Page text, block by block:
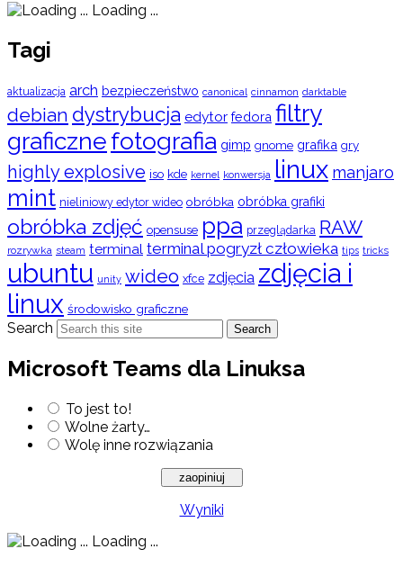
Loading ...
Tagi
aktualizacja arch bezpieczeństwo canonical cinnamon darktable
debian dystrybucja edytor fedora filtry
graficznefotografia gimp gnome grafika gry
highly explosive iso kde kernel konwersja linux manjaro
mint nieliniowy edytor wideo obróbka obróbka grafiki
obróbka zdjęć opensuse ppa przeglądarka RAW
rozrywka steam terminal terminal pogryzł człowieka tips tricks
ubuntu unity wideo xfce zdjęcia zdjęcia i
linux środowisko graficzne
Search Search
Microsoft Teams dla Linuksa
To jest to!
Wolne żarty…
Wolę inne rozwiązania
Wyniki
Loading ...